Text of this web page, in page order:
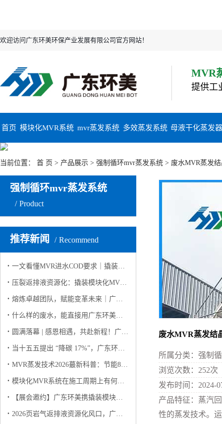
欢迎访问广东环美环保产业发展有限公司官方网站！
MVR
提供工
首页 模块化MVR系统 mvr蒸发系统 多效蒸发系统 母液干化蒸发
当前位置： 首 页 > 产品展示 > 强制循环mvr蒸发系统 > 废水MVR蒸发
强制循环mvr蒸发系统
Product
推荐新闻 Recommend
一文看懂MVR进水COD要求｜撬装模块化MVR高有机废水稳定运行解决方案
压裂返排液资源化：撬装模块化MVR如何实现 “废水变资源”？
熔炼卓越团队，赋能变革未来｜广东环美英西峰林两日团建纪实
什么样的废水，能直接用广东环美撬装模块化 MVR蒸发系统？（客户高频问答版）
圆满落幕 | 感恩相遇，共赴新程！广东环美上海环博会之行完美收官
当十五五提出 “降碳 17%”，广东环美用撬装模块化MVR蒸发系统给出工业废水 “零碳” 解决方案
MVR蒸发技术2026蕞新科普：节能80%+，工业零排放的“隐形功臣”
模块化MVR系统在施工周期上有何优势？
【展会邀约】广东环美携撬装模块化 MVR 蒸发系统亮相 2026 上海环博会，诚邀莅临！
2026页岩气返排液资源化风口，广东环美MVR技术领航
废水MVR蒸发结
所属分类： 强制
浏览次数： 252次
发布时间： 2024-
产品特征： 蒸汽
性的蒸发技术。